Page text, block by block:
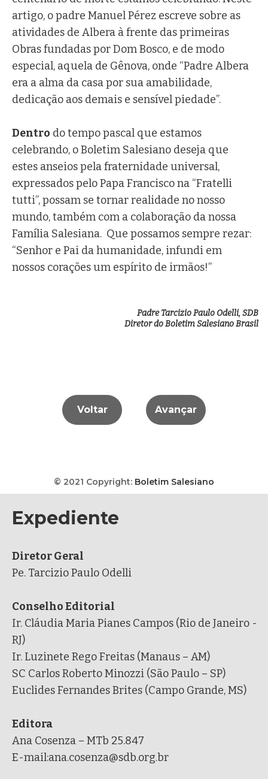
artigo, o padre Manuel Pérez escreve sobre as
atividades de Albera à frente das primeiras
Obras fundadas por Dom Bosco, e de modo
especial, aquela de Gênova, onde “Padre Albera
era a alma da casa por sua amabilidade,
dedicação aos demais e sensível piedade”.
Dentro do tempo pascal que estamos
celebrando, o Boletim Salesiano deseja que
estes anseios pela fraternidade universal,
expressados pelo Papa Francisco na “Fratelli
tutti”, possam se tornar realidade no nosso
mundo, também com a colaboração da nossa
Família Salesiana. Que possamos sempre rezar:
“Senhor e Pai da humanidade, infundi em
nossos corações um espírito de irmãos!”
Padre Tarcizio Paulo Odelli, SDB
Diretor do Boletim Salesiano Brasil
Voltar Avançar
© 2021 Copyright: Boletim Salesiano
Expediente
Diretor Geral
Pe. Tarcizio Paulo Odelli
Conselho Editorial
Ir. Cláudia Maria Pianes Campos (Rio de Janeiro -
RJ)
Ir. Luzinete Rego Freitas (Manaus – AM)
SC Carlos Roberto Minozzi (São Paulo – SP)
Euclides Fernandes Brites (Campo Grande, MS)
Editora
Ana Cosenza – MTb 25.847
E-mail:ana.cosenza@sdb.org.br